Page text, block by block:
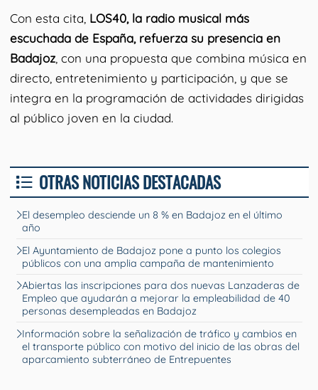
Con esta cita, LOS40, la radio musical más
escuchada de España, refuerza su presencia en
Badajoz, con una propuesta que combina música en
directo, entretenimiento y participación, y que se
integra en la programación de actividades dirigidas
al público joven en la ciudad.
OTRAS NOTICIAS DESTACADAS
El desempleo desciende un 8 % en Badajoz en el último
año
El Ayuntamiento de Badajoz pone a punto los colegios
públicos con una amplia campaña de mantenimiento
Abiertas las inscripciones para dos nuevas Lanzaderas de
Empleo que ayudarán a mejorar la empleabilidad de 40
personas desempleadas en Badajoz
Información sobre la señalización de tráfico y cambios en
el transporte público con motivo del inicio de las obras del
aparcamiento subterráneo de Entrepuentes